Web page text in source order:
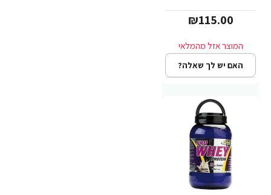
Nutrition
₪115.00
האם יש לך שאלה?